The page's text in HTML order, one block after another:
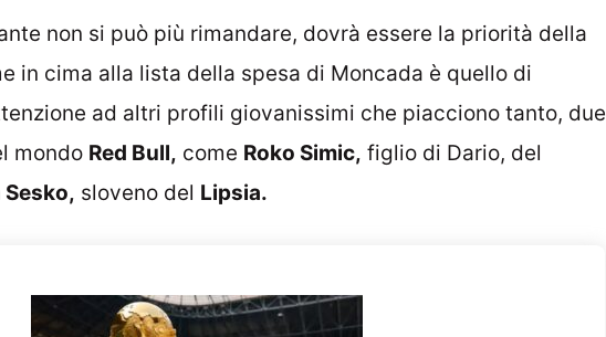
non si può più rimandare, dovrà essere la priorità della
in cima alla lista della spesa di Moncada è quello di
ad altri profili giovanissimi che piacciono tanto, due
mondo Red Bull, come Roko Simic, figlio di Dario, del
Sesko, sloveno del Lipsia.